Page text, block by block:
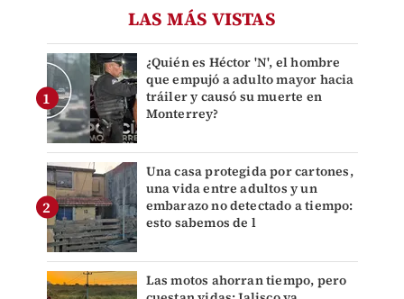
LAS MÁS VISTAS
¿Quién es Héctor 'N', el hombre
que empujó a adulto mayor hacia
tráiler y causó su muerte en
Monterrey?
Una casa protegida por cartones,
una vida entre adultos y un
embarazo no detectado a tiempo:
esto sabemos de l
Las motos ahorran tiempo, pero